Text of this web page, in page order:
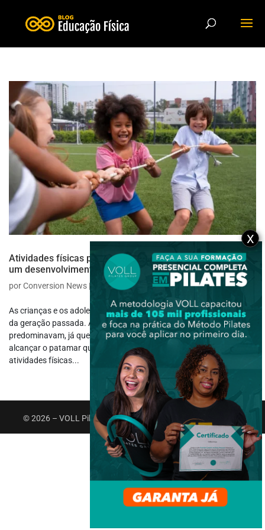
Atividades físicas para crianças: dicas e benefícios para
um desenvolvimento saudável
porConversion News | dez 2, 2024| Infantil e Escolar
As crianças e os adolescentes de hoje levam vidas muito diferentes
da geração passada. Antigamente, as brincadeiras ao ar livre
predominavam, já que a tecnologia ainda estava bem longe de
alcançar o patamar que estamos habituados. Diante disso, as
atividades físicas...
© 2026 – VOLL Pilates Group. Todos os direitos reservados.
X